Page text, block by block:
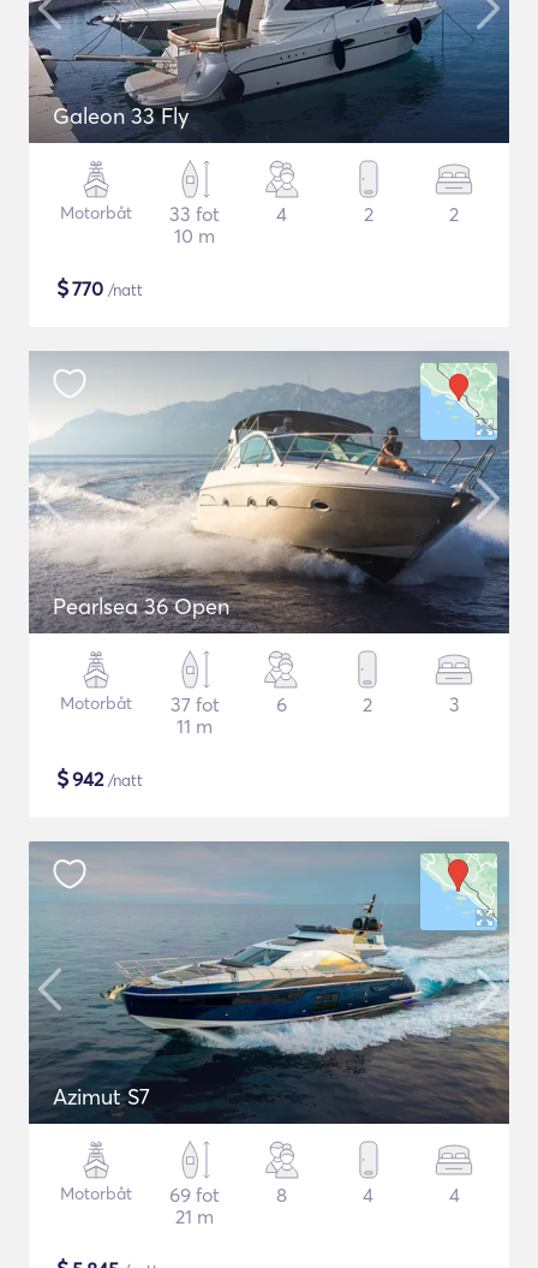
Galeon 33 Fly
Motorbåt
33 fot
10 m
4 2 2
$770 /natt
Pearlsea 36 Open
Motorbåt
37 fot
11 m
6 2 3
$942/natt
Azimut S7
Motorbåt
69 fot
21 m
8 4 4